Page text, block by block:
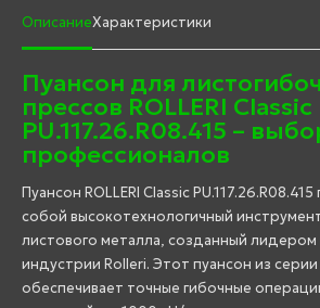
ОписаниеХарактеристики
Пуансон для
прессов ROLLERI Classic
PU.117.26.R08.415 –
профессионалов
Пуансон ROLLERI Classic
собой высокотехнологичный
листового металла, созданный лидером
индустрии Rolleri. Этот пуансон из серии
обеспечивает точные гибочные